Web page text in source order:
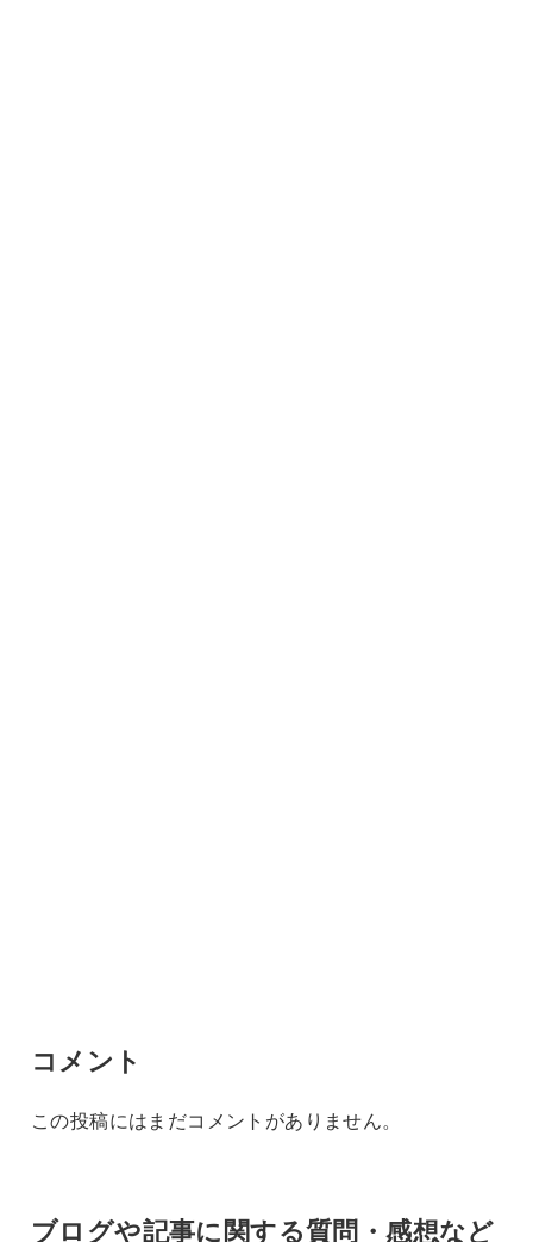
コメント
この投稿にはまだコメントがありません。
ブログや記事に関する質問・感想など